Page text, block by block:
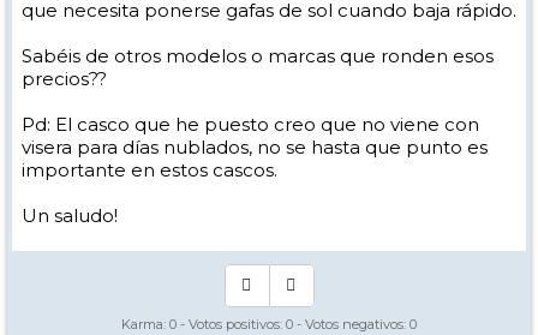
que necesita ponerse gafas de sol cuando baja rápido.
Sabéis de otros modelos o marcas que ronden esos
precios??
Pd: El casco que he puesto creo que no viene con
visera para días nublados, no se hasta que punto es
importante en estos cascos.
Un saludo!
Karma: 0 - Votos positivos: 0 - Votos negativos: 0